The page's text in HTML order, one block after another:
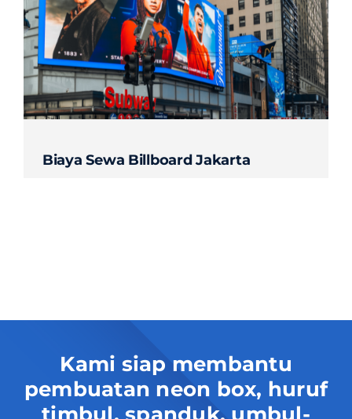
Contact
Biaya Sewa Billboard Jakarta
Kami siap membantu
pembuatan neon box, huruf